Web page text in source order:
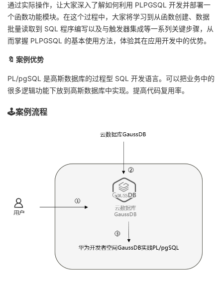
坛
圈
子
的
直
播
我
的
活
动
我
的
关
注
我
的
开
堂
我
的
我
我
通过实际操作，让大家深入了解如何利用 PLPGSQL 开发并部署一
个函数功能模块。在这个过程中，大家将学习到从函数创建、数据
批量读取到 SQL 程序编写以及与触发器集成等一系列关键步骤，从
而掌握 PLPGSQL 的基本使用方法，体验其在应用开发中的优势。
🔖 案例优势
PL/pgSQL 是高斯数据库的过程型 SQL 开发语言。可以把业务中的
很多逻辑功能下放到高斯数据库中实现。提高代码复用率。
🕹️案例流程